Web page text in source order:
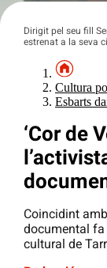
Dirigit pel seu fill
estrenat a la seva
Cultura
Esbarts
‘Cor de
Coincidint
documental fa
cultural de